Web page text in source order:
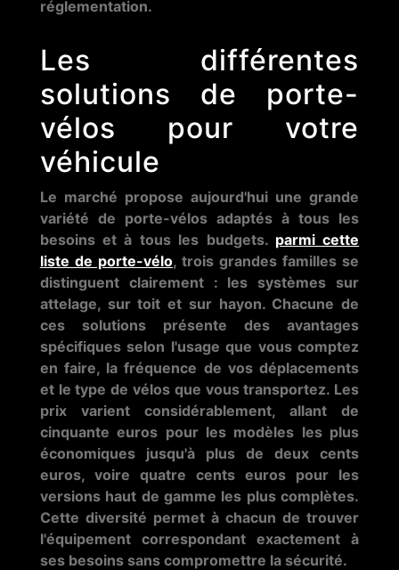
réglementation.
Les différentes
solutions de porte-
vélos pour votre
véhicule
Le marché propose aujourd'hui une grande
variété de porte-vélos adaptés à tous les
besoins et à tous les budgets. parmi cette
liste de porte-vélo, trois grandes familles se
distinguent clairement : les systèmes sur
attelage, sur toit et sur hayon. Chacune de
ces solutions présente des avantages
spécifiques selon l'usage que vous comptez
en faire, la fréquence de vos déplacements
et le type de vélos que vous transportez. Les
prix varient considérablement, allant de
cinquante euros pour les modèles les plus
économiques jusqu'à plus de deux cents
euros, voire quatre cents euros pour les
versions haut de gamme les plus complètes.
Cette diversité permet à chacun de trouver
l'équipement correspondant exactement à
ses besoins sans compromettre la sécurité.